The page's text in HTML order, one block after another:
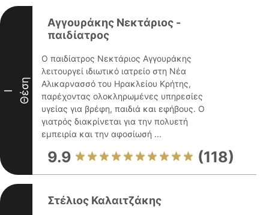
I Θέση
Αγγουράκης Νεκτάριος -
παιδίατρος
Ο παιδίατρος Νεκτάριος Αγγουράκης
λειτουργεί ιδιωτικό ιατρείο στη Νέα
Αλικαρνασσό του Ηρακλείου Κρήτης,
παρέχοντας ολοκληρωμένες υπηρεσίες
υγείας για βρέφη, παιδιά και εφήβους. Ο
γιατρός διακρίνεται για την πολυετή
εμπειρία και την αφοσίωσή ...
9.9 (118)
Στέλιος Καλαιτζάκης